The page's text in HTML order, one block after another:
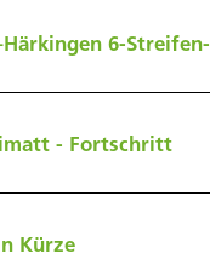
6-Streifen-
- Fortschritt
Kürze